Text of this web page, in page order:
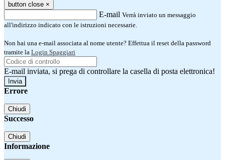
button close ×
E-mail Verrà inviato un messaggio
all'indirizzo indicato con le istruzioni necessarie.
Non hai una e-mail associata al nome utente? Effettua il reset della password
tramite la Login Spaggiari
E-mail inviata, si prega di controllare la casella di posta elettronica!
Errore
Chiudi
Successo
Chiudi
Informazione